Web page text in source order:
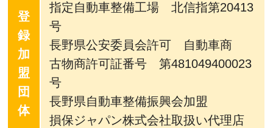
登
録
加
盟
団
体
指定自動車整備工場 北信指第20413
号
長野県公安委員会許可 自動車商
古物商許可証番号 第481049400023
号
長野県自動車整備振興会加盟
損保ジャパン株式会社取扱い代理店